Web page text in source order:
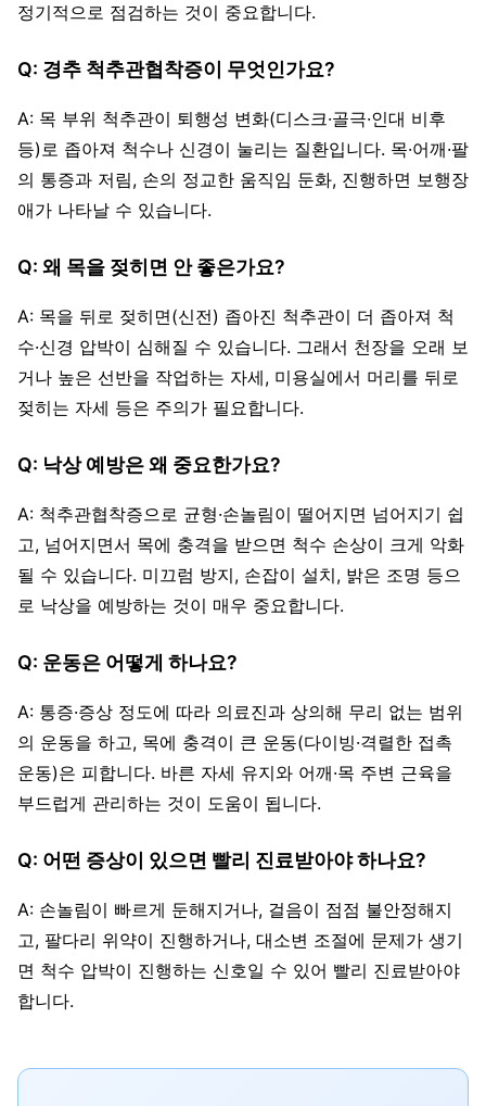
정기적으로 점검하는 것이 중요합니다.
Q: 경추 척추관협착증이 무엇인가요?
A: 목 부위 척추관이 퇴행성 변화(디스크·골극·인대 비후
등)로 좁아져 척수나 신경이 눌리는 질환입니다. 목·어깨·팔
의 통증과 저림, 손의 정교한 움직임 둔화, 진행하면 보행장
애가 나타날 수 있습니다.
Q: 왜 목을 젖히면 안 좋은가요?
A: 목을 뒤로 젖히면(신전) 좁아진 척추관이 더 좁아져 척
수·신경 압박이 심해질 수 있습니다. 그래서 천장을 오래 보
거나 높은 선반을 작업하는 자세, 미용실에서 머리를 뒤로
젖히는 자세 등은 주의가 필요합니다.
Q: 낙상 예방은 왜 중요한가요?
A: 척추관협착증으로 균형·손놀림이 떨어지면 넘어지기 쉽
고, 넘어지면서 목에 충격을 받으면 척수 손상이 크게 악화
될 수 있습니다. 미끄럼 방지, 손잡이 설치, 밝은 조명 등으
로 낙상을 예방하는 것이 매우 중요합니다.
Q: 운동은 어떻게 하나요?
A: 통증·증상 정도에 따라 의료진과 상의해 무리 없는 범위
의 운동을 하고, 목에 충격이 큰 운동(다이빙·격렬한 접촉
운동)은 피합니다. 바른 자세 유지와 어깨·목 주변 근육을
부드럽게 관리하는 것이 도움이 됩니다.
Q: 어떤 증상이 있으면 빨리 진료받아야 하나요?
A: 손놀림이 빠르게 둔해지거나, 걸음이 점점 불안정해지
고, 팔다리 위약이 진행하거나, 대소변 조절에 문제가 생기
면 척수 압박이 진행하는 신호일 수 있어 빨리 진료받아야
합니다.